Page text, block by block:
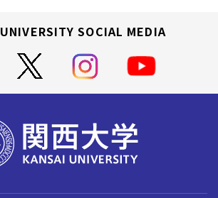
SOCIAL MEDIA